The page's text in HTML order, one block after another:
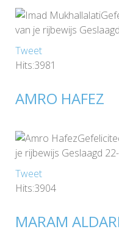
van je rijbewijs
Tweet
Hits:3981
AMRO HAFEZ
je rijbewijs Geslaagd
Tweet
Hits:3904
MARAM